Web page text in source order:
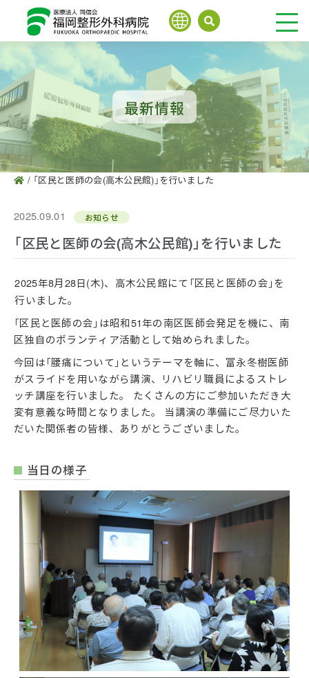
を
キ
ッ
プ
最新情報
/ 「区民と医師の会(高木公民館)」を行いました
2025.09.01 お知らせ
「区民と医師の会(高木公民館)」を行いました
2025年8月28日(木)、高木公民館にて「区民と医師の会」を
行いました。
「区民と医師の会」は昭和51年の南区医師会発足を機に、南
区独自のボランティア活動として始められました。
今回は「腰痛について」というテーマを軸に、富永冬樹医師
がスライドを用いながら講演、リハビリ職員によるストレ
ッチ講座を行いました。 たくさんの方にご参加いただき大
変有意義な時間となりました。 当講演の準備にご尽力いた
だいた関係者の皆様、ありがとうございました。
当日の様子